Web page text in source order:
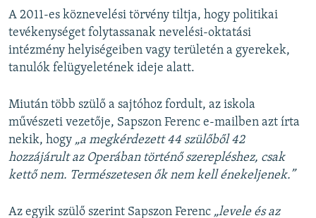
A 2011-es köznevelési törvény tiltja, hogy politikai
tevékenységet folytassanak nevelési-oktatási
intézmény helyiségeiben vagy területén a gyerekek,
tanulók felügyeletének ideje alatt.
Miután több szülő a sajtóhoz fordult, az iskola
művészeti vezetője, Sapszon Ferenc e-mailben azt írta
nekik, hogy „a megkérdezett 44 szülőből 42
hozzájárult az Operában történő szerepléshez, csak
kettő nem. Természetesen ők nem kell énekeljenek.”
Az egyik szülő szerint Sapszon Ferenc „levele és az